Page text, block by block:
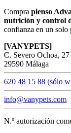
Compra pienso
nutrición y control
confianza en un solo
[VANYPETS]
C. Severo Ochoa, 27
29590 Málaga
620 48 15 88 (sólo
info@vanypets.com
N.º autorización